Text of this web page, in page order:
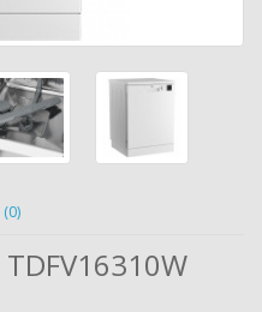
TDFV16310W